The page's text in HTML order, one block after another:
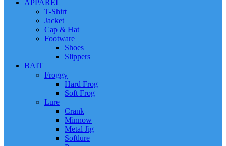
APPAREL
T-Shirt
Jacket
Cap & Hat
Footware
Shoes
Slippers
BAIT
Froggy
Hard Frog
Soft Frog
Lure
Crank
Minnow
Metal Jig
Softlure